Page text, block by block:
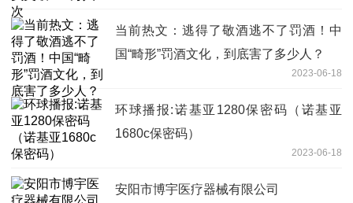
当前热文：逃得了敬酒逃不了罚酒！中
国“畸形”罚酒文化，到底害了多少人？
2023-06-18
环球播报:诺基亚1280保密码（诺基亚
1680c保密码）
2023-06-18
安阳市博宇医疗器械有限公司